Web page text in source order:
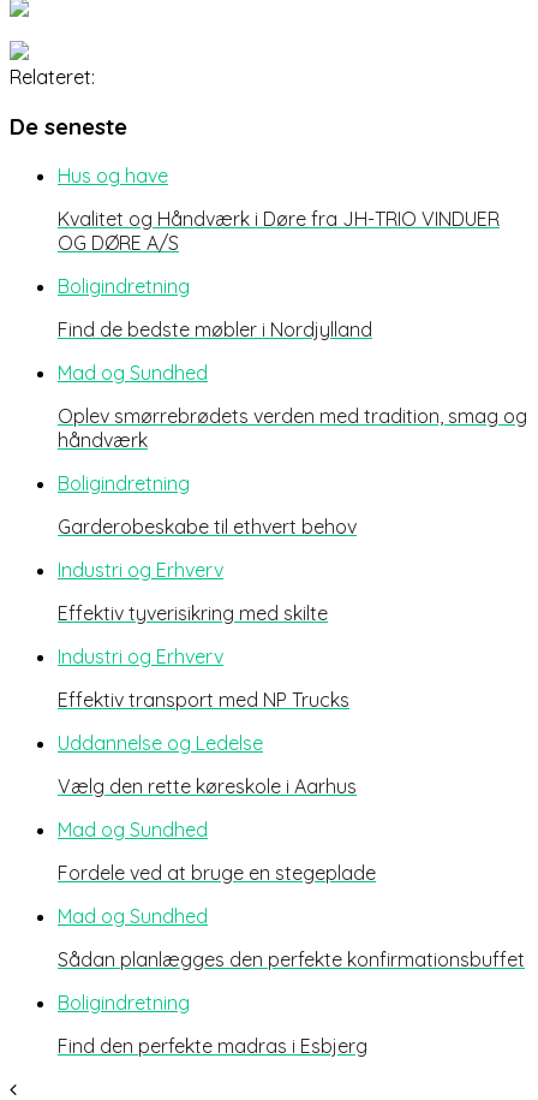
Relateret:
De seneste
Hus og have
Kvalitet og Håndværk i Døre fra JH-TRIO VINDUER
OG DØRE A/S
Boligindretning
Find de bedste møbler i Nordjylland
Mad og Sundhed
Oplev smørrebrødets verden med tradition, smag og
håndværk
Boligindretning
Garderobeskabe til ethvert behov
Industri og Erhverv
Effektiv tyverisikring med skilte
Industri og Erhverv
Effektiv transport med NP Trucks
Uddannelse og Ledelse
Vælg den rette køreskole i Aarhus
Mad og Sundhed
Fordele ved at bruge en stegeplade
Mad og Sundhed
Sådan planlægges den perfekte konfirmationsbuffet
Boligindretning
Find den perfekte madras i Esbjerg